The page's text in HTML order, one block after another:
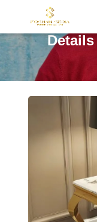
Details